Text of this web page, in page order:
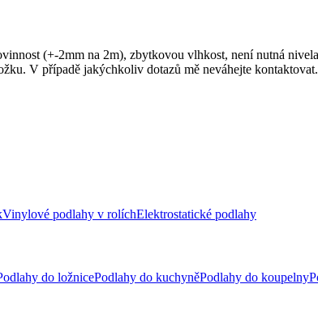
(+-2mm na 2m), zbytkovou vlhkost, není nutná
V případě jakýchkoliv dotazů mě neváhejte
Vinylové podlahy v rolíchElektrostatické podlahy
do ložnicePodlahy do kuchyněPodlahy do koupelny